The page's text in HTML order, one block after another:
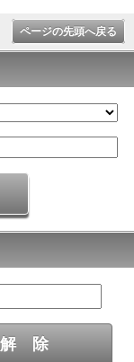
ページの先頭へ戻る